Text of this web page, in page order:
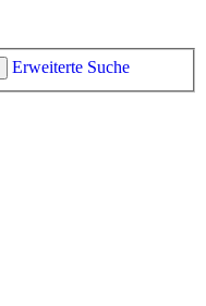
Erweiterte Suche